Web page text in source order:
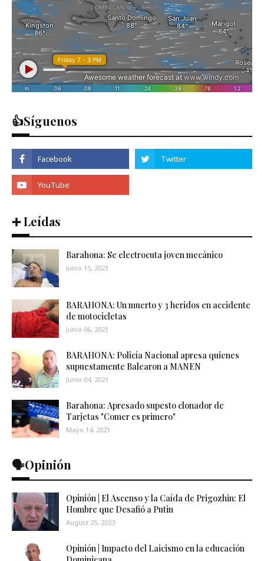
👍Síguenos
➕ Leídas
Barahona: Se electrocuta joven mecánico
Junio 15, 2021
BARAHONA: Un muerto y 3 heridos en accidente
de motocicletas
Junio 06, 2021
BARAHONA: Policía Nacional apresa quienes
supuestamente Balearon a MANEN
Junio 04, 2021
Barahona: Apresado supesto clonador de
Tarjetas "Comer es primero"
Mayo 14, 2021
🗣️Opinión
Opinión | El Ascenso y la Caída de Prigozhin: El
Hombre que Desafió a Putin
August 25, 2023
Opinión | Impacto del Laicismo en la educación